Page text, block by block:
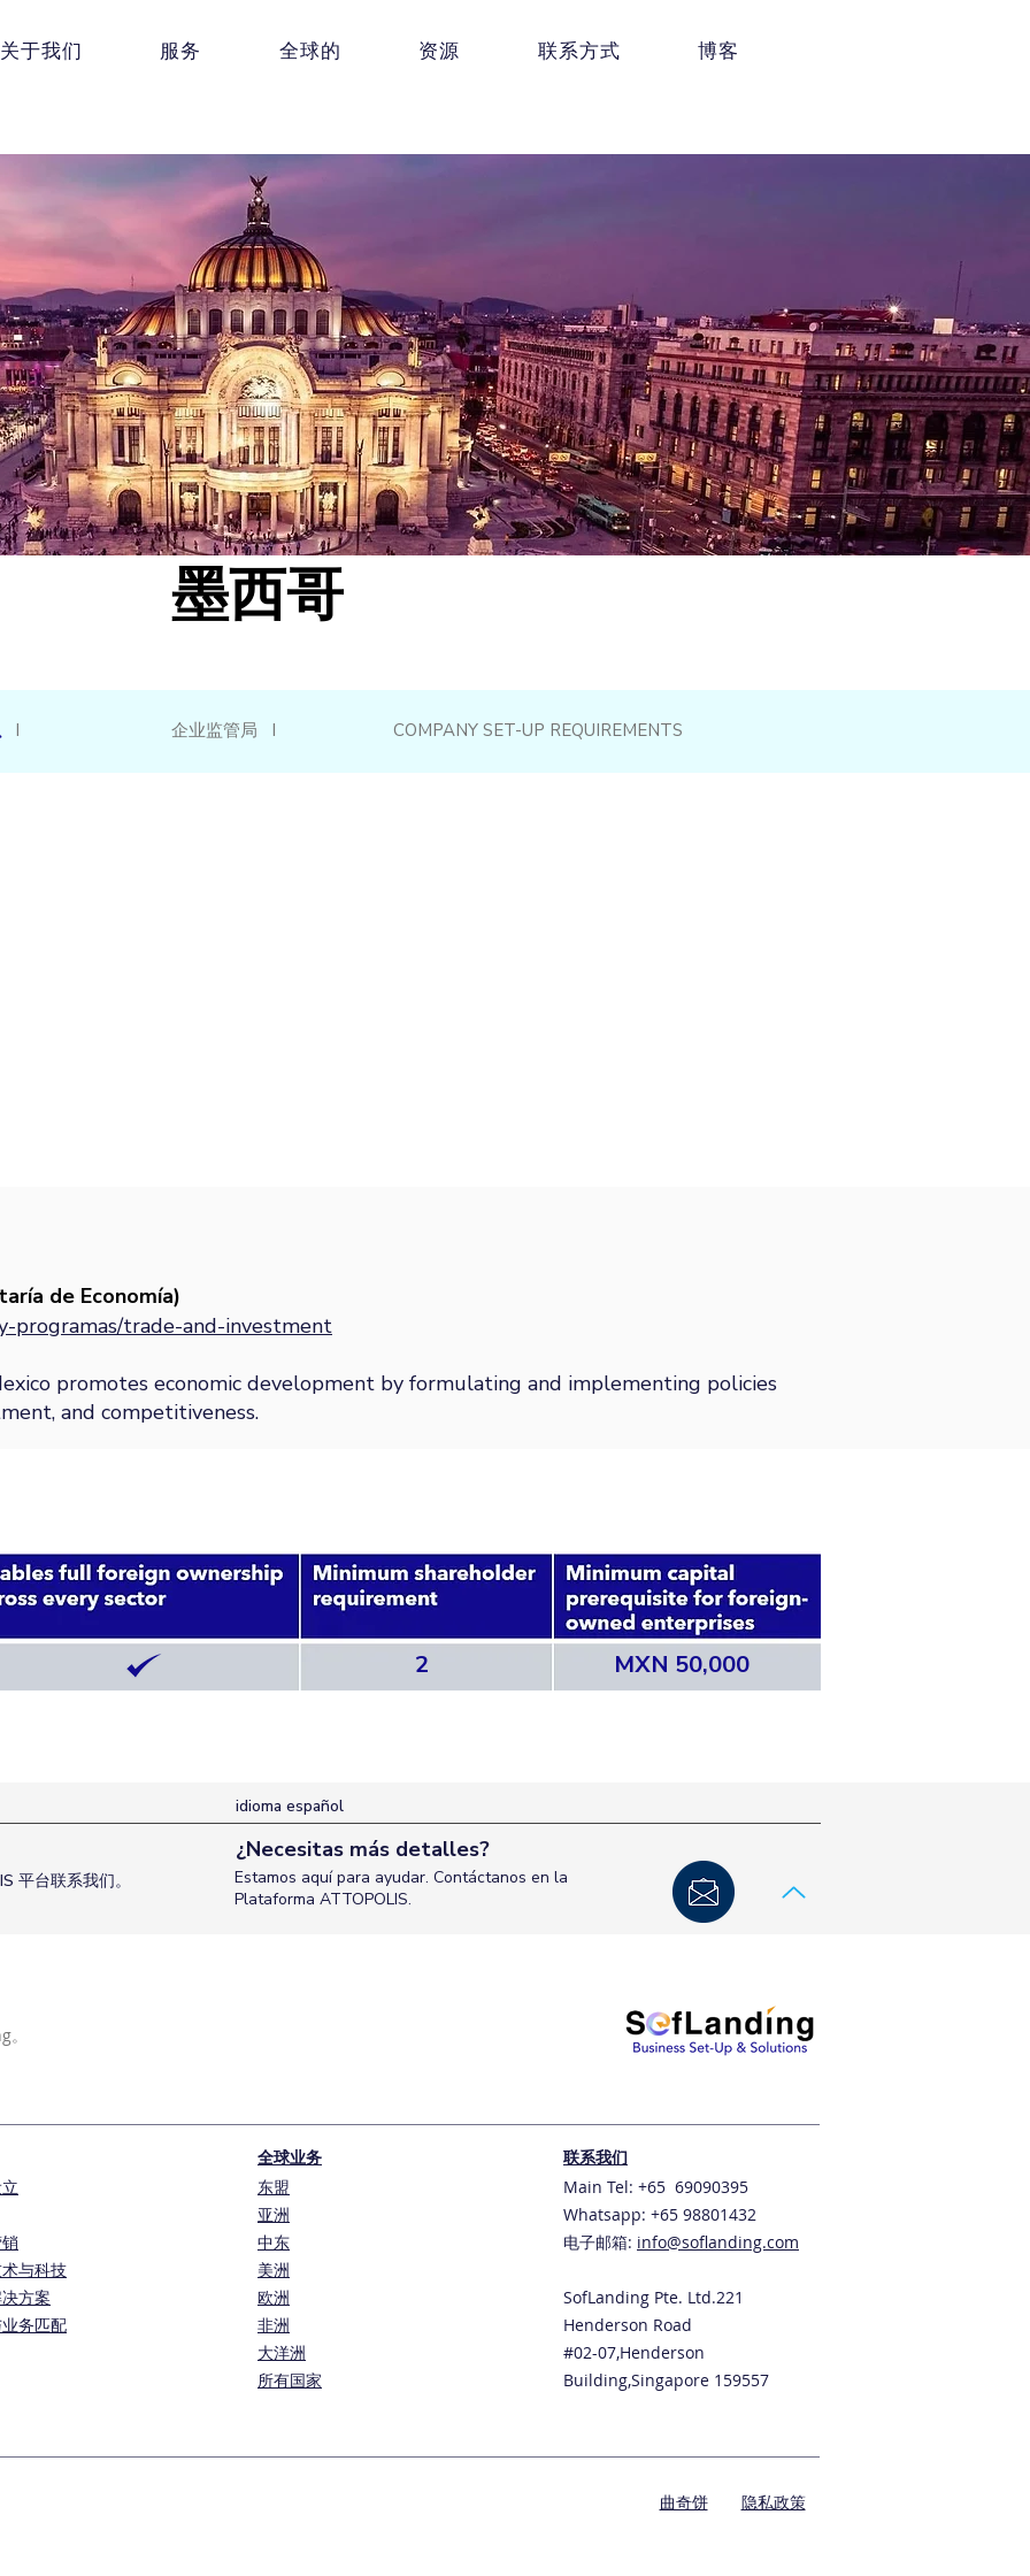
关于我们 服务 全球的 资源 联系方式 博客
墨西哥
I 企业监管局 I COMPANY SET-UP REQUIREMENTS
de Economía)
programas/trade-and-investment
promotes economic development by formulating and implementing policies
and competitiveness.
2 MXN 50,000
idioma español
平台联系我们。
¿Necesitas más detalles?
Estamos aquí para ayudar. Contáctanos en la
Plataforma ATTOPOLIS.
全球业务
联系我们
与科技
方案
务匹配
东盟
亚洲
中东
美洲
欧洲
非洲
大洋洲
所有国家
Main Tel: +65 69090395
Whatsapp: +65 98801432
电子邮箱: info@soflanding.com
SofLanding Pte. Ltd.221
Henderson Road
#02-07,Henderson
Building,Singapore 159557
曲奇饼 隐私政策